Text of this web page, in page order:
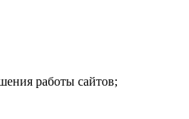
работы сайтов;